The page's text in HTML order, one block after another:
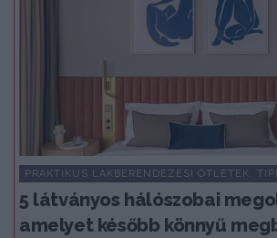
PRAKTIKUS LAKBERENDEZÉSI ÖTLETEK,
5 látványos hálószobai
amelyet később könnyű